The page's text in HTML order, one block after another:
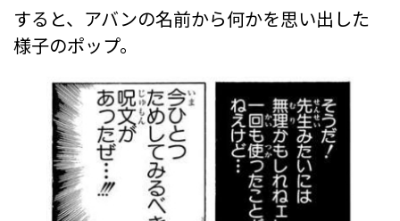
すると、アバンの名前から何かを思い出した
様子のポップ。